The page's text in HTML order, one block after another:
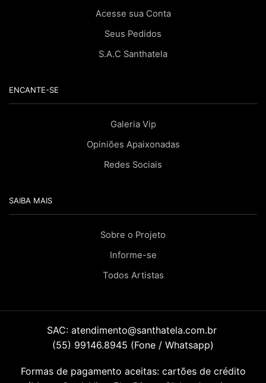
Acesse sua Conta
Seus Pedidos
S.A.C Santhatela
ENCANTE-SE
Galeria Vip
Opiniões Apaixonadas
Redes Sociais
SAIBA MAIS
Sobre o Projeto
Informe-se
Todos Artistas
SAC: atendimento@santhatela.com.br
(55) 99146.8945 (Fone / Whatsapp)
Formas de pagamento aceitas: cartões de crédito